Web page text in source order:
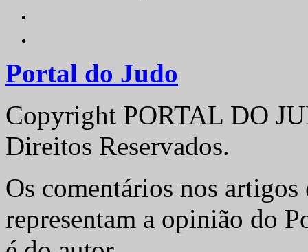
Portal do Judo
Copyright PORTAL DO
Direitos Reservados.
Os comentários nos artigos
representam a opinião do